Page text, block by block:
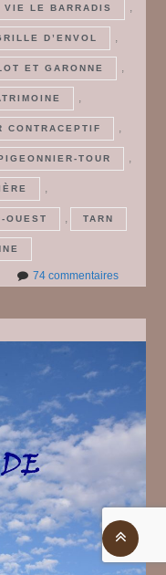
VIE LE BARRADIS ,
D’ENVOL ,
ET GARONNE ,
,
CONTRACEPTIF ,
TOUR ,
,
OUEST , TARN
74 commentairessur